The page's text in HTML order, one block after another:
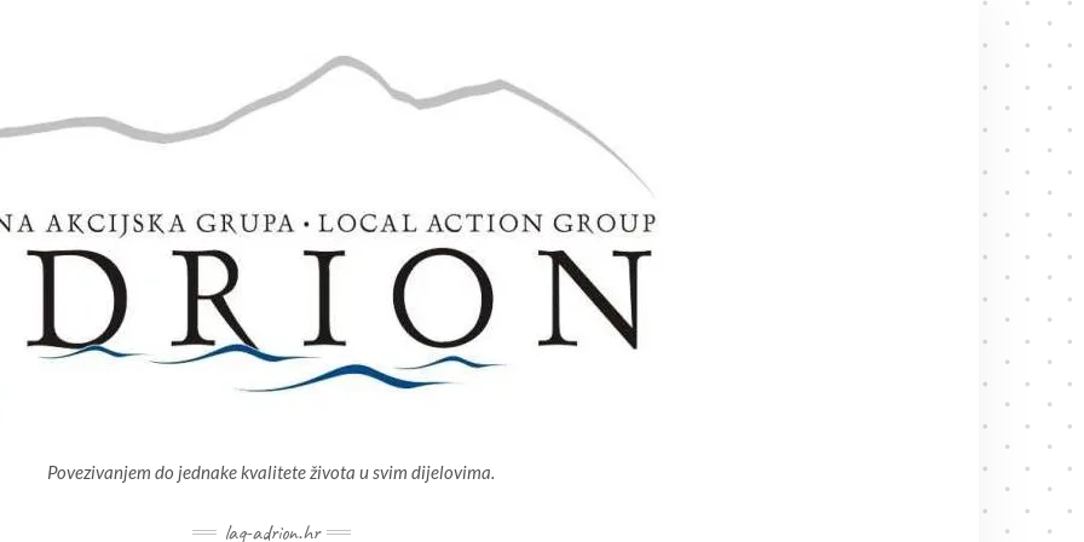
Povezivanjem do jednake kvalitete života u svim dijelovima.
lag-adrion.hr